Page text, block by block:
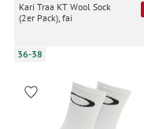
Kari Traa KT Wool Sock
(2er Pack), fai
36-38